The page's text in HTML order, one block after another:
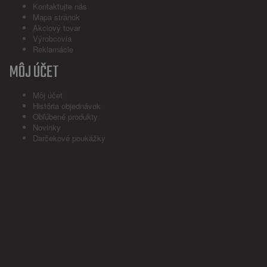
Kontaktujte nás
Mapa stránok
Akciový tovar
Výrobcovia
Reklamácie
MÔJ ÚČET
Môj účet
História objednávok
Obľúbené produkty
Novinky
Darčekové poukážky